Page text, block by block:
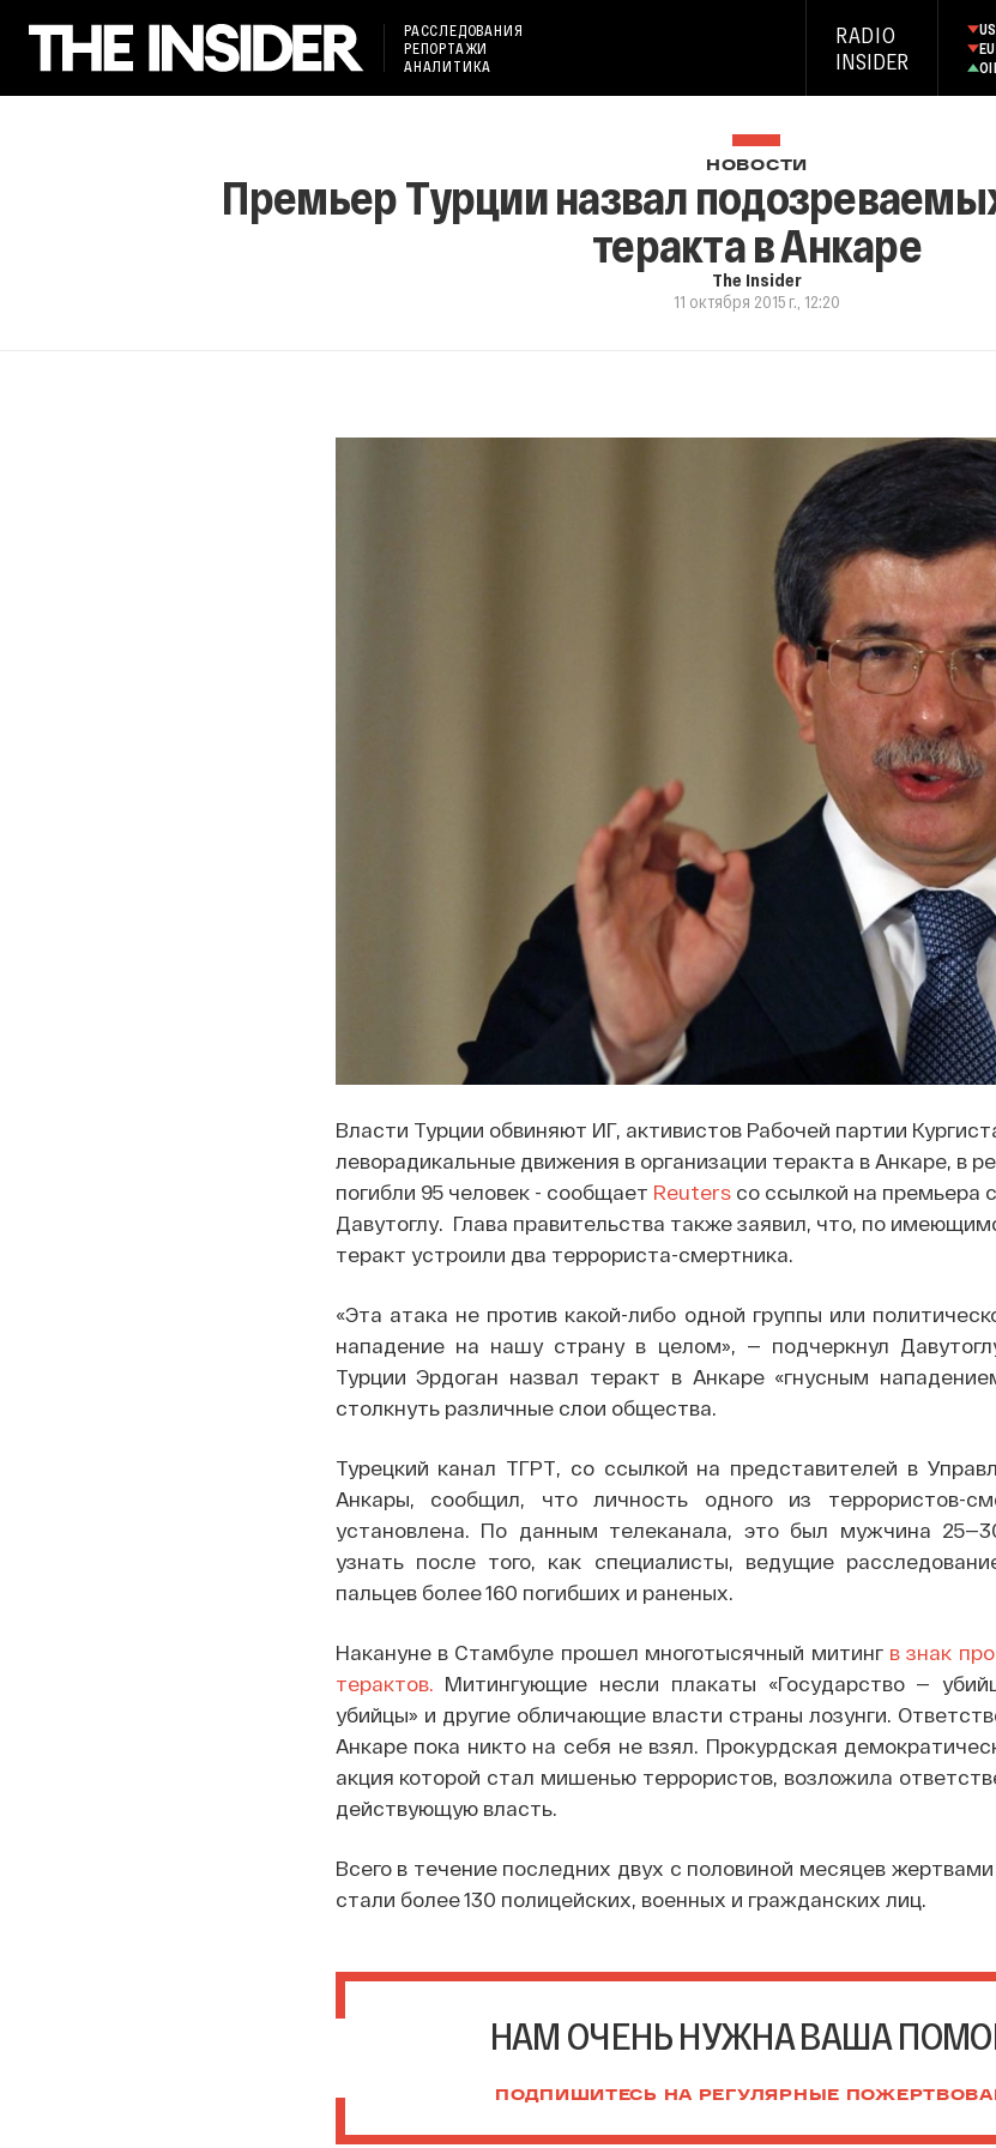
РАССЛЕДОВАНИЯ
РЕПОРТАЖИ
АНАЛИТИКА
RADIO
INSIDER
НОВОСТИ
Премьер Турции назвал
теракта в Анкаре
The Insider
11 октября 2015 г., 12:20
Власти Турции обвиняют ИГ, активистов Рабочей партии
леворадикальные движения в организации теракта в Анкаре, в
погибли 95 человек - сообщает Reutersсо ссылкой на премьера
Давутоглу. Глава правительства также заявил, что, по
теракт устроили два террориста-смертника.
«Эта атака не против какой-либо одной группы или
нападение на нашу страну в целом», — подчеркнул
Турции Эрдоган назвал теракт в Анкаре «гнусным
столкнуть различные слои общества.
Турецкий канал ТГРТ, со ссылкой на представителей в
Анкары, сообщил, что личность одного из террористов-
установлена. По данным телеканала, это был мужчина
узнать после того, как специалисты, ведущие
пальцев более 160 погибших и раненых.
Накануне в Стамбуле прошел многотысячный митинг в знак
терактов. Митингующие несли плакаты «Государство —
убийцы» и другие обличающие власти страны лозунги.
Анкаре пока никто на себя не взял. Прокурдская
акция которой стал мишенью террористов, возложила
действующую власть.
Всего в течение последних двух с половиной месяцев
стали более 130 полицейских, военных и гражданских лиц.
НАМ ОЧЕНЬ НУЖНА ВАША
ПОДПИШИТЕСЬ НА РЕГУЛЯРНЫЕ